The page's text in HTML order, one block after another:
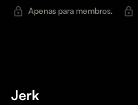
Apenas para membros.
Jerk